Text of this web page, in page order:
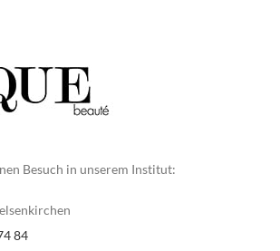
Besuch in unserem Institut:
84